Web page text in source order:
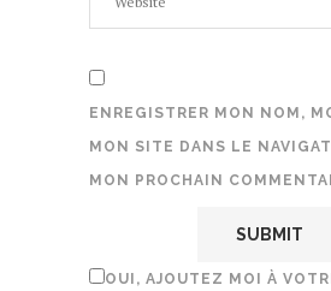
ENREGISTRER MON NOM,
MON SITE DANS LE
MON PROCHAIN
OUI, AJOUTEZ MOI À